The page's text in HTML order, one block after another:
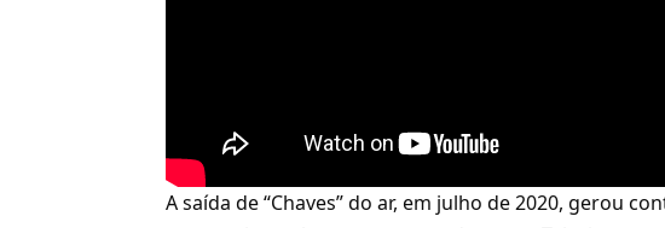
A saída de “Chaves” do ar, em julho de 2020, gerou